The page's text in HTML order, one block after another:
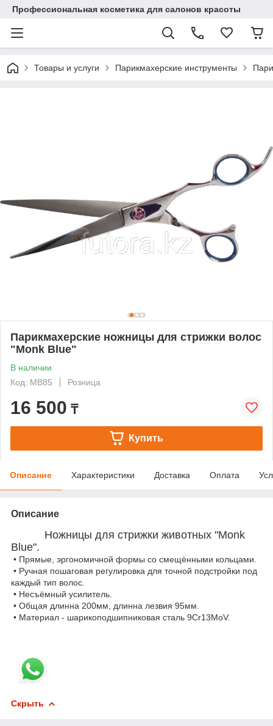
Профессиональная косметика для салонов красоты
Товары и услуги Парикмахерские инструменты
Парикмахерские ножницы для стрижки волос
"Monk Blue"
В наличии
Код: MB85
Розница
16 500 ₸
Купить
Описание Характеристики Доставка Оплата
Описание
Ножницы для стрижки животных "Monk
Blue".
• Прямые, эргономичной формы со смещёнными кольцами.
• Ручная пошаговая регулировка для точной подстройки под
каждый тип волос.
• Несъёмный усилитель.
• Общая длинна 200мм, длинна лезвия 95мм.
• Материал - шарикоподшипниковая сталь 9Cr13MoV.
Скрыть